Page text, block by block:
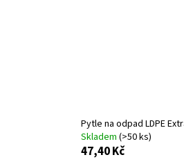
Pytle na odpad LDPE
Skladem (>50 ks)
47,40 Kč